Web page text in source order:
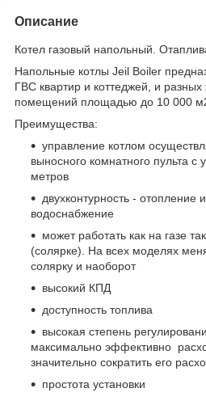
Описание
Котел газовый напольный.
Напольные котлы Jeil Boiler
ГВС квартир и коттеджей, и
помещений площадью до 10 000
Преимущества:
управление котлом
выносного комнатного пульта с
метров
двухконтурность - отопление
водоснабжение
может работать как на газе
(солярке). На всех моделях
солярку и наоборот
высокий КПД
доступность топлива
высокая степень
максимально эффективно
значительно сократить его
простота установки